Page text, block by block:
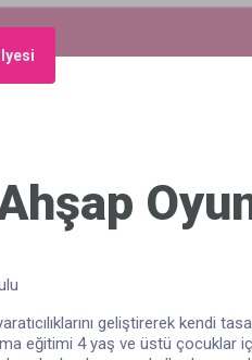
geliştirerek kendi
eğitimi 4 yaş ve üstü çocuklar